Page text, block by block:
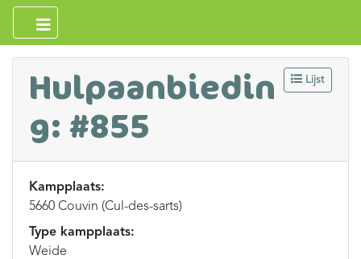
Lijst
Hulpaanbiedin
g: #855
Kampplaats:
5660 Couvin (Cul-des-sarts)
Type kampplaats:
Weide